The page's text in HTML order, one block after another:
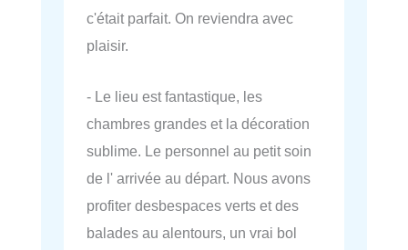
c'était parfait. On reviendra avec
plaisir.
- Le lieu est fantastique, les
chambres grandes et la décoration
sublime. Le personnel au petit soin
de l' arrivée au départ. Nous avons
profiter desbespaces verts et des
balades au alentours, un vrai bol